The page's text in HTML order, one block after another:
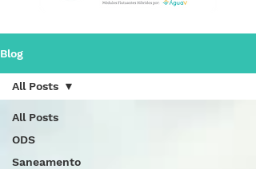
Blog
All Posts
ODS
Saneamento
All Posts